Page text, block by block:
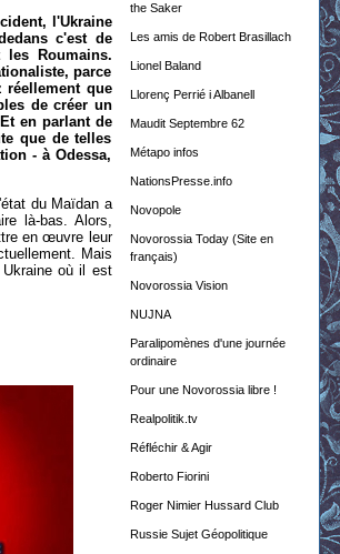
the Saker
Les amis de Robert Brasillach
Lionel Baland
Llorenç Perrié i Albanell
Maudit Septembre 62
Métapo infos
NationsPresse.info
Novopole
Novorossia Today (Site en
français)
Novorossia Vision
NUJNA
Paralipomènes d'une journée
ordinaire
Pour une Novorossia libre !
Realpolitik.tv
Réfléchir & Agir
Roberto Fiorini
Roger Nimier Hussard Club
Russie Sujet Géopolitique
l'Ukraine
c'est de
Roumains.
parce
réellement que
de créer un
en parlant de
que de telles
- à Odessa,
du Maïdan a
là-bas. Alors,
en œuvre leur
Mais
où il est